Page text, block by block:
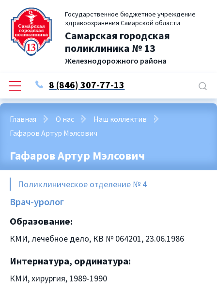
Государственное бюджетное учреждение
здравоохранения Самарской области
Самарская городская
поликлиника № 13
Железнодорожного района
8 (846) 307-77-13
Главная О нас
Наш коллектив
Гафаров Артур Мэлсович
Гафаров Артур Мэлсович
Поликлиническое отделение № 4
Врач-уролог
Образование:
КМИ, лечебное дело, КВ № 064201, 23.06.1986
Интернатура, ординатура:
КМИ, хирургия, 1989-1990